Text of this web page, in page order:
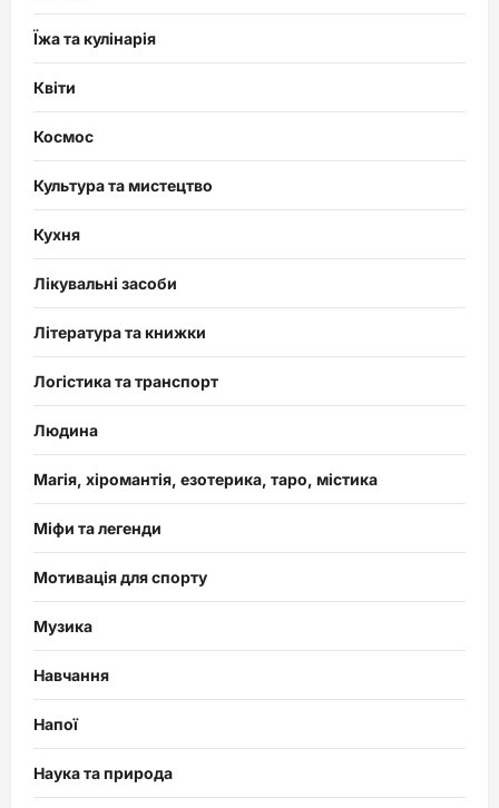
Їжа та кулінарія
Квіти
Космос
Культура та мистецтво
Кухня
Лікувальні засоби
Література та книжки
Логістика та транспорт
Людина
Магія, хіромантія, езотерика, таро, містика
Міфи та легенди
Мотивація для спорту
Музика
Навчання
Напої
Наука та природа